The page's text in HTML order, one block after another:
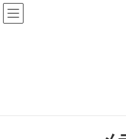
コ
ン
テ
ナ
ビ
ゲ